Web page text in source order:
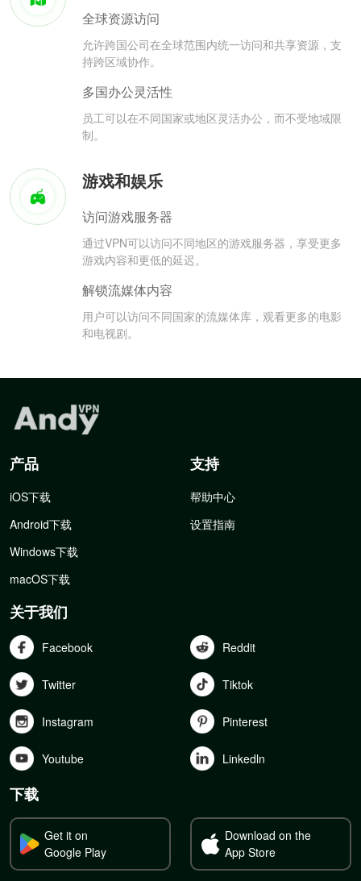
全球资源访问
允许跨国公司在全球范围内统一访问和共享资源，支
持跨区域协作。
多国办公灵活性
员工可以在不同国家或地区灵活办公，而不受地域限
制。
游戏和娱乐
访问游戏服务器
通过VPN可以访问不同地区的游戏服务器，享受更多
游戏内容和更低的延迟。
解锁流媒体内容
用户可以访问不同国家的流媒体库，观看更多的电影
和电视剧。
产品
iOS下载
Android下载
Windows下载
macOS下载
支持
帮助中心
设置指南
关于我们
Facebook Reddit
Twitter Tiktok
Instagram Pinterest
Youtube Linkedln
下载
Get it on
Google Play
Download on the
App Store